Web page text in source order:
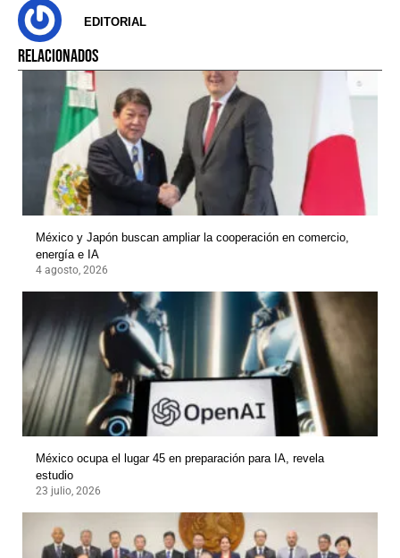
EDITORIAL
RELACIONADOS
México y Japón buscan ampliar la cooperación en comercio,
energía e IA
4 agosto, 2026
México ocupa el lugar 45 en preparación para IA, revela
estudio
23 julio, 2026